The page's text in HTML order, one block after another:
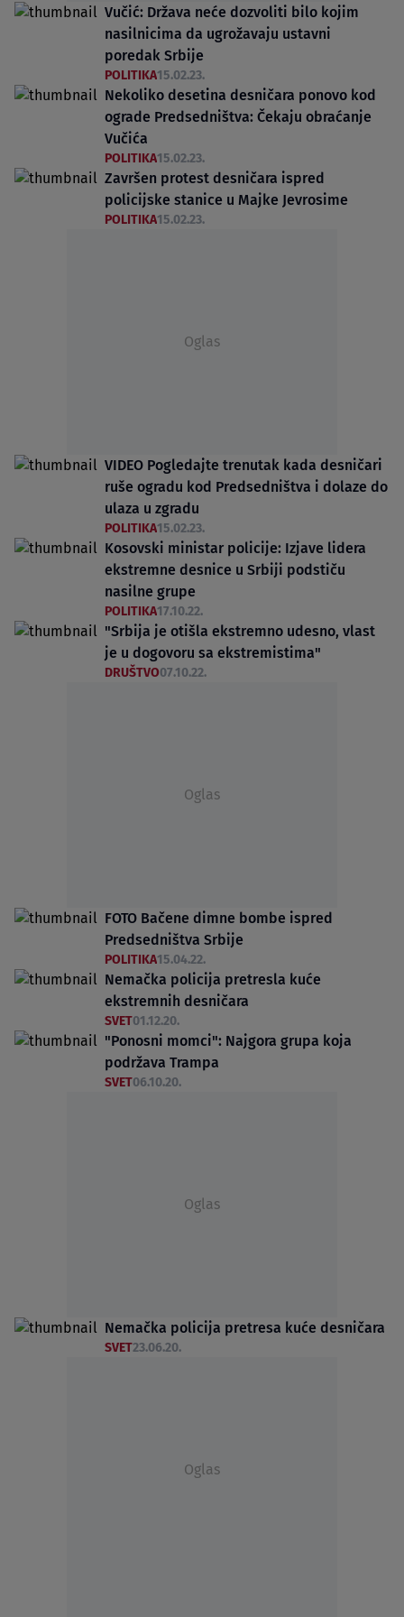
Vučić: Država neće dozvoliti bilo kojim
nasilnicima da ugrožavaju ustavni
poredak Srbije
POLITIKA15.02.23.
Nekoliko desetina desničara ponovo kod
ograde Predsedništva: Čekaju obraćanje
Vučića
POLITIKA15.02.23.
Završen protest desničara ispred
policijske stanice u Majke Jevrosime
POLITIKA15.02.23.
Oglas
VIDEO Pogledajte trenutak kada desničari
ruše ogradu kod Predsedništva i dolaze do
ulaza u zgradu
POLITIKA15.02.23.
Kosovski ministar policije: Izjave lidera
ekstremne desnice u Srbiji podstiču
nasilne grupe
POLITIKA17.10.22.
"Srbija je otišla ekstremno udesno, vlast
je u dogovoru sa ekstremistima"
DRUŠTVO07.10.22.
Oglas
FOTO Bačene dimne bombe ispred
Predsedništva Srbije
POLITIKA15.04.22.
Nemačka policija pretresla kuće
ekstremnih desničara
SVET01.12.20.
"Ponosni momci": Najgora grupa koja
podržava Trampa
SVET06.10.20.
Oglas
Nemačka policija pretresa kuće desničara
SVET23.06.20.
Oglas